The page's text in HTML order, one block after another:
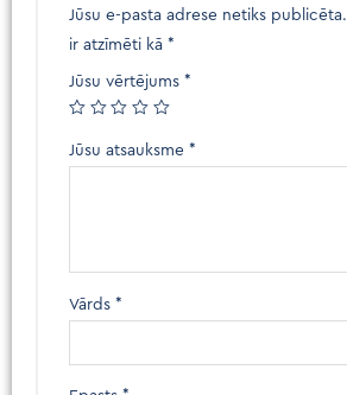
Jūsu e-pasta adrese netiks publicēta.
ir atzīmēti kā *
Jūsu vērtējums *
Jūsu atsauksme *
Vārds *